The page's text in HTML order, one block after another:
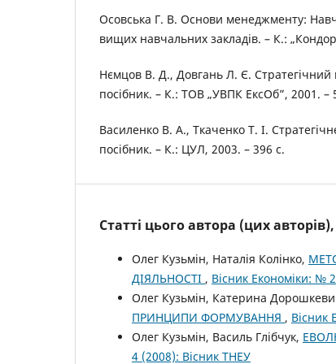
Осовська Г. В. Основи менеджменту:
вищих навчальних закладів. – К.:
Нємцов В. Д., Довгань Л. Є.
посібник. – К.: ТОВ „УВПК ЕксОб”, 2001. –
Василенко В. А., Ткаченко Т. І.
посібник. – К.: ЦУЛ, 2003. – 396 c.
Статті цього автора (цих
Олег Кузьмін, Наталія Колінко,
ДІЯЛЬНОСТІ , Вісник Економіки: №
Олег Кузьмін, Катерина
ПРИНЦИПИ ФОРМУВАННЯ , Вісник
Олег Кузьмін, Василь Глібчук,
4 (2008): Вісник ТНЕУ